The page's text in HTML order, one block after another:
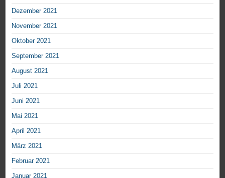
Dezember 2021
November 2021
Oktober 2021
September 2021
August 2021
Juli 2021
Juni 2021
Mai 2021
April 2021
März 2021
Februar 2021
Januar 2021